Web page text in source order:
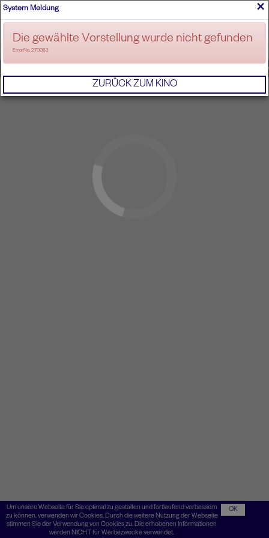
ANMELDEN
Um unsere Webseite für Sie optimal zu gestalten und fortlaufend verbessern
zu können, verwenden wir Cookies. Durch die weitere Nutzung der Webseite
stimmen Sie der Verwendung von Cookies zu. Die erhobenen Informationen
werden NICHT für Werbezwecke verwendet.
OK
×
System Meldung
Die gewählte Vorstellung wurde nicht gefunden
ErrorNo. 270083
ZURÜCK ZUM KINO